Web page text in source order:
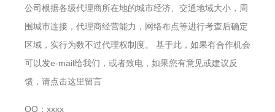
公司根据各级代理商所在地的城市经济、交通地域大小，周
围城市连接，代理商经营能力，网络布点等进行考查后确定
区域，实行为数不过代理权制度。 基于此，如果有合作机会
可以发e-mail给我们，或者致电，如果您有意见或建议反
馈，请点击这里留言
QQ：xxxx